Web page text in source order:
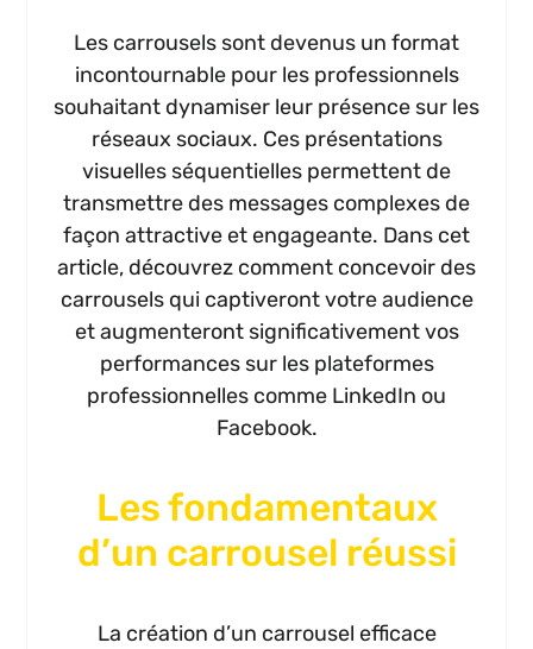
Les carrousels sont devenus un format
incontournable pour les professionnels
souhaitant dynamiser leur présence sur les
réseaux sociaux. Ces présentations
visuelles séquentielles permettent de
transmettre des messages complexes de
façon attractive et engageante. Dans cet
article, découvrez comment concevoir des
carrousels qui captiveront votre audience
et augmenteront significativement vos
performances sur les plateformes
professionnelles comme LinkedIn ou
Facebook.
Les fondamentaux
d’un carrousel réussi
La création d’un carrousel efficace